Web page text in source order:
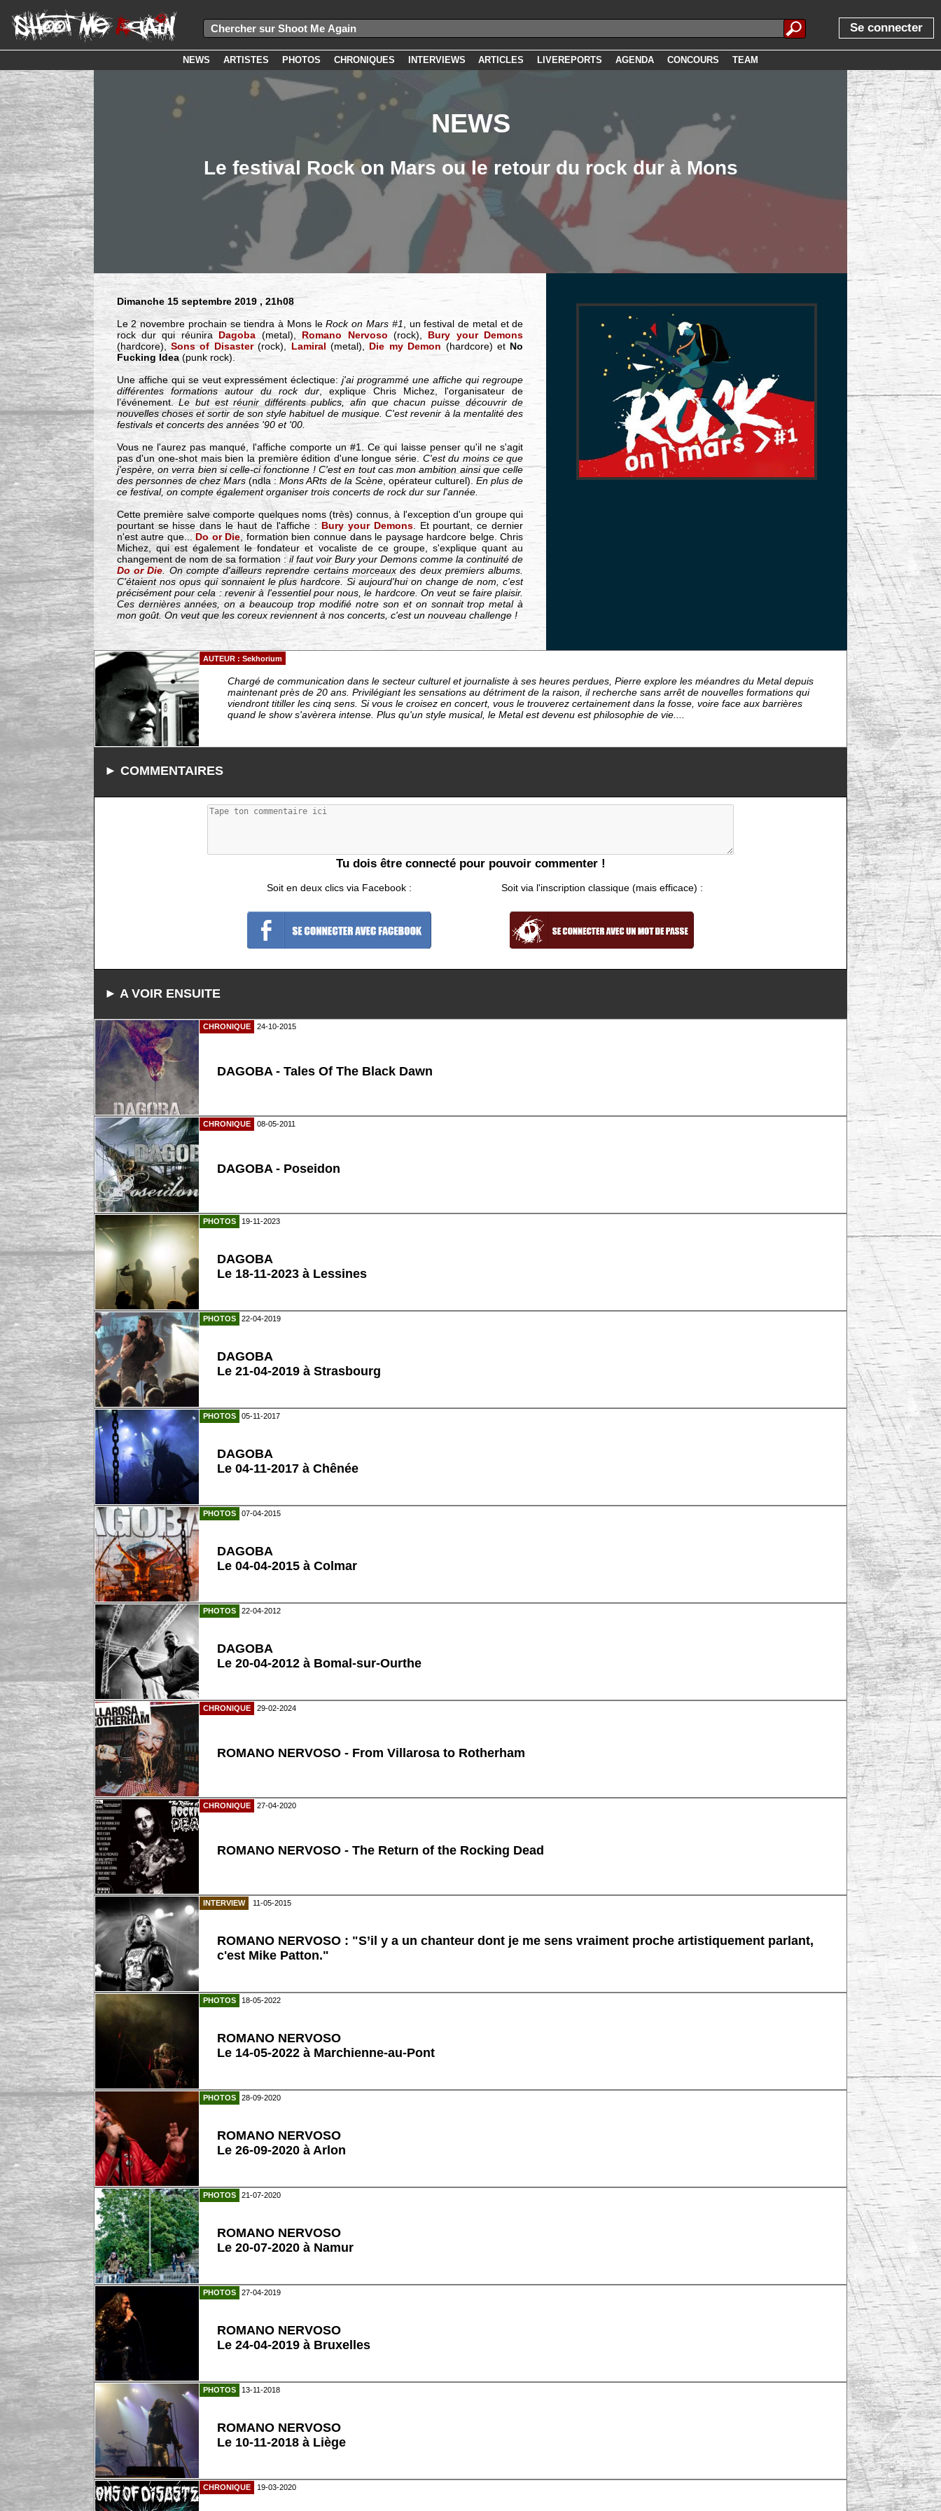
Se connecter
NEWS ARTISTES PHOTOS CHRONIQUES INTERVIEWS ARTICLES LIVEREPORTS AGENDA CONCOURS TEAM
NEWS
Le festival Rock on Mars ou le retour du rock dur à Mons
Dimanche 15 septembre 2019 , 21h08
Le 2 novembre prochain se tiendra à Mons leRock on Mars #1, un festival de metal et de
rock dur qui réunira Dagoba (metal), Romano Nervoso (rock), Bury your Demons
(hardcore),Sons of Disaster(rock), Lamiral (metal), Die my Demon (hardcore) et No
Fucking Idea(punk rock).
Une affiche qui se veut expressément éclectique:j'ai programmé une affiche qui regroupe
différentes formations autour du rock dur, explique Chris Michez, l'organisateur de
l’événement. Le but est réunir différents publics, afin que chacun puisse découvrir de
nouvelles choses et sortir de son style habituel de musique. C'est revenir à la mentalité des
festivals et concerts des années '90 et '00.
Vous ne l'aurez pas manqué, l'affiche comporte un #1. Ce qui laisse penser qu'il ne s'agit
pas d'un one-shot mais bien la première édition d'une longue série. C'est du moins ce que
j'espère, on verra bien si celle-ci fonctionne ! C'est en tout cas mon ambition ainsi que celle
des personnes de chez Mars (ndla :Mons ARts de la Scène, opérateur culturel).En plus de
ce festival, on compte également organiser trois concerts de rock dur sur l'année.
Cette première salve comporte quelques noms (très) connus, à l'exception d'un groupe qui
pourtant se hisse dans le haut de l'affiche : Bury your Demons. Et pourtant, ce dernier
n'est autre que...Do or Die, formation bien connue dans le paysage hardcore belge. Chris
Michez, qui est également le fondateur et vocaliste de ce groupe, s'explique quant au
changement de nom de sa formation : il faut voir Bury your Demons comme la continuité de
Do or Die. On compte d'ailleurs reprendre certains morceaux des deux premiers albums.
C'étaient nos opus qui sonnaient le plus hardcore. Si aujourd'hui on change de nom, c'est
précisément pour cela : revenir à l'essentiel pour nous, le hardcore. On veut se faire plaisir.
Ces dernières années, on a beaucoup trop modifié notre son et on sonnait trop metal à
mon goût. On veut que les coreux reviennent à nos concerts, c'est un nouveau challenge !
AUTEUR : Sekhorium
Chargé de communication dans le secteur culturel et journaliste à ses heures perdues, Pierre explore les méandres du Metal depuis
maintenant près de 20 ans. Privilégiant les sensations au détriment de la raison, il recherche sans arrêt de nouvelles formations qui
viendront titiller les cinq sens. Si vous le croisez en concert, vous le trouverez certainement dans la fosse, voire face aux barrières
quand le show s'avèrera intense. Plus qu'un style musical, le Metal est devenu est philosophie de vie....
► COMMENTAIRES
Tu dois être connecté pour pouvoir commenter !
Soit en deux clics via Facebook : Soit via l'inscription classique (mais efficace) :
► A VOIR ENSUITE
CHRONIQUE 24-10-2015
DAGOBA - Tales Of The Black Dawn
CHRONIQUE 08-05-2011
DAGOBA - Poseidon
PHOTOS 19-11-2023
DAGOBA
Le 18-11-2023 à Lessines
PHOTOS 22-04-2019
DAGOBA
Le 21-04-2019 à Strasbourg
PHOTOS 05-11-2017
DAGOBA
Le 04-11-2017 à Chênée
PHOTOS 07-04-2015
DAGOBA
Le 04-04-2015 à Colmar
PHOTOS 22-04-2012
DAGOBA
Le 20-04-2012 à Bomal-sur-Ourthe
CHRONIQUE 29-02-2024
ROMANO NERVOSO - From Villarosa to Rotherham
CHRONIQUE 27-04-2020
ROMANO NERVOSO - The Return of the Rocking Dead
INTERVIEW 11-05-2015
ROMANO NERVOSO : "S’il y a un chanteur dont je me sens vraiment proche artistiquement parlant,
c'est Mike Patton."
PHOTOS 18-05-2022
ROMANO NERVOSO
Le 14-05-2022 à Marchienne-au-Pont
PHOTOS 28-09-2020
ROMANO NERVOSO
Le 26-09-2020 à Arlon
PHOTOS 21-07-2020
ROMANO NERVOSO
Le 20-07-2020 à Namur
PHOTOS 27-04-2019
ROMANO NERVOSO
Le 24-04-2019 à Bruxelles
PHOTOS 13-11-2018
ROMANO NERVOSO
Le 10-11-2018 à Liège
CHRONIQUE 19-03-2020